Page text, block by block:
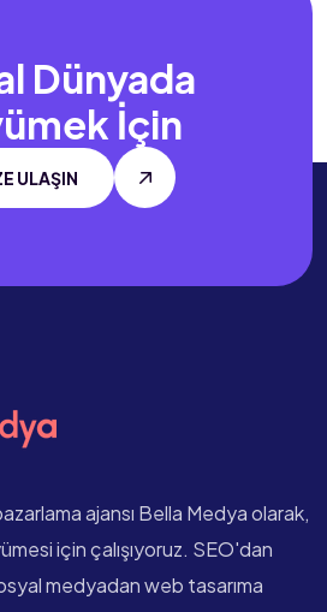
Dünyada
İçin
ULAŞIN
ajansı Bella Medya olarak,
için çalışıyoruz. SEO'dan
medyadan web tasarıma